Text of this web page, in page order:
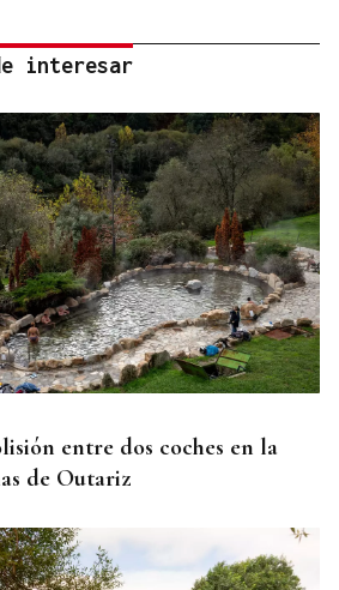
interesar
entre dos coches en la
de Outariz